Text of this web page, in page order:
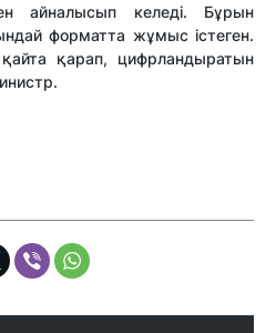
айналысып келеді. Бұрын
форматта жұмыс істеген.
қайта қарап, цифрландыратын